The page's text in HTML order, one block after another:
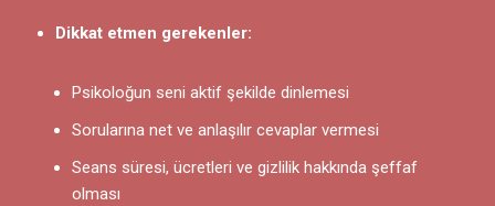
Dikkat etmen gerekenler:
Psikoloğun seni aktif şekilde dinlemesi
Sorularına net ve anlaşılır cevaplar vermesi
Seans süresi, ücretleri ve gizlilik hakkında şeffaf
olması